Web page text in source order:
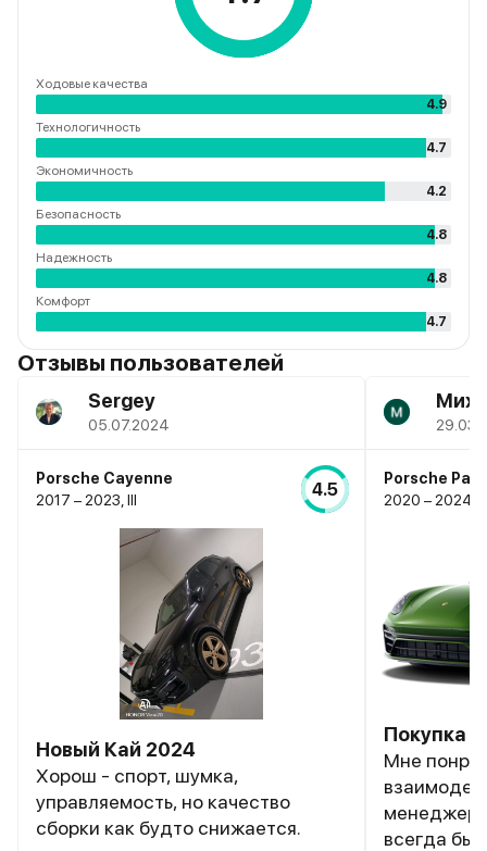
Ходовые качества
4.9
Технологичность
4.7
Экономичность
4.2
Безопасность
4.8
Надежность
4.8
Комфорт
4.7
Отзывы пользователей
Sergey
05.07.2024
Porsche Cayenne
2017 – 2023, III
4.5
Новый Кай 2024
Хорош - спорт, шумка,
управляемость, но качество
сборки как будто снижается.
Porsche
2020 – 2024,
Покупка
Мне
всегда